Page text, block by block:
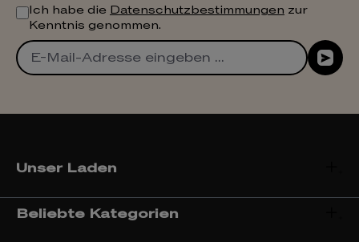
Ich habe die Datenschutzbestimmungen zur
Kenntnis genommen.
Unser Laden
Beliebte Kategorien